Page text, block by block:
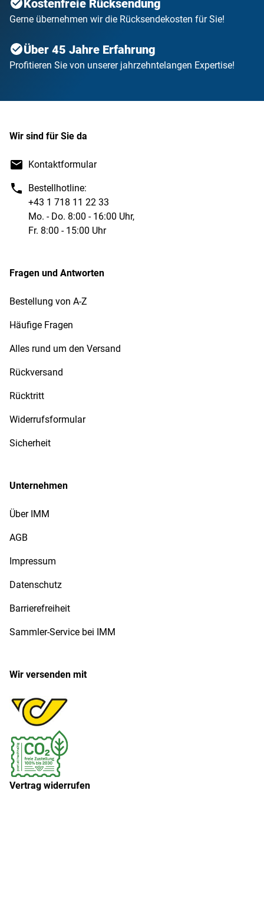
Kostenfreie Rücksendung
Gerne übernehmen wir die Rücksendekosten für Sie!
Über 45 Jahre Erfahrung
Profitieren Sie von unserer jahrzehntelangen Expertise!
Wir sind für Sie da
Kontaktformular
Bestellhotline:
+43 1 718 11 22 33
Mo. - Do. 8:00 - 16:00 Uhr,
Fr. 8:00 - 15:00 Uhr
Fragen und Antworten
Bestellung von A-Z
Häufige Fragen
Alles rund um den Versand
Rückversand
Rücktritt
Widerrufsformular
Sicherheit
Unternehmen
Über IMM
AGB
Impressum
Datenschutz
Barrierefreiheit
Sammler-Service bei IMM
Wir versenden mit
Vertrag widerrufen